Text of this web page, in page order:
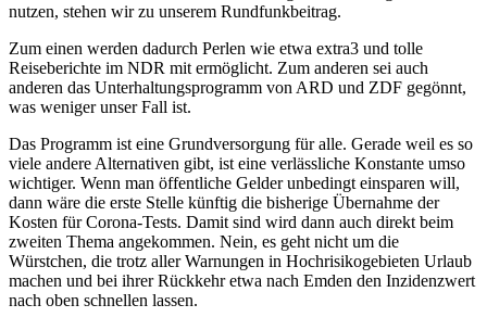
nutzen, stehen wir zu unserem Rundfunkbeitrag.
Zum einen werden dadurch Perlen wie etwa extra3 und tolle
Reiseberichte im NDR mit ermöglicht. Zum anderen sei auch
anderen das Unterhaltungsprogramm von ARD und ZDF gegönnt,
was weniger unser Fall ist.
Das Programm ist eine Grundversorgung für alle. Gerade weil es so
viele andere Alternativen gibt, ist eine verlässliche Konstante umso
wichtiger. Wenn man öffentliche Gelder unbedingt einsparen will,
dann wäre die erste Stelle künftig die bisherige Übernahme der
Kosten für Corona-Tests. Damit sind wird dann auch direkt beim
zweiten Thema angekommen. Nein, es geht nicht um die
Würstchen, die trotz aller Warnungen in Hochrisikogebieten Urlaub
machen und bei ihrer Rückkehr etwa nach Emden den Inzidenzwert
nach oben schnellen lassen.